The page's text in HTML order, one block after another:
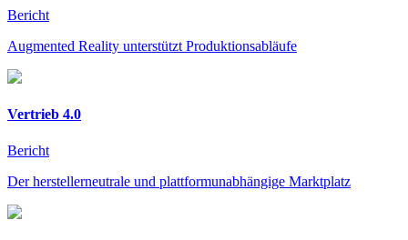
Bericht
Augmented Reality unterstützt Produktionsabläufe
Vertrieb 4.0
Bericht
Der herstellerneutrale und plattformunabhängige Marktplatz